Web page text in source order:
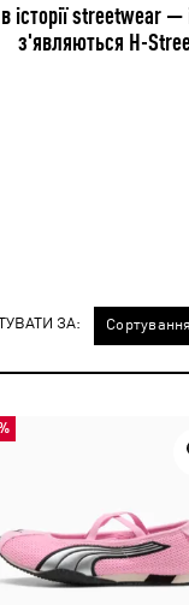
в історії
з'являються H-
ЗА: